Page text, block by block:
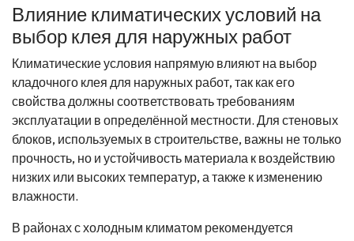
Влияние климатических условий на
выбор клея для наружных работ
Климатические условия напрямую влияют на выбор
кладочного клея для наружных работ, так как его
свойства должны соответствовать требованиям
эксплуатации в определённой местности. Для стеновых
блоков, используемых в строительстве, важны не только
прочность, но и устойчивость материала к воздействию
низких или высоких температур, а также к изменению
влажности.
В районах с холодным климатом рекомендуется